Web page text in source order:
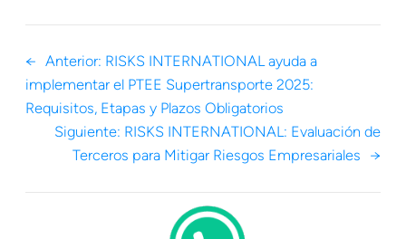
← Anterior: RISKS INTERNATIONAL ayuda a
implementar el PTEE Supertransporte 2025:
Requisitos, Etapas y Plazos Obligatorios
Siguiente: RISKS INTERNATIONAL: Evaluación de
Terceros para Mitigar Riesgos Empresariales
→